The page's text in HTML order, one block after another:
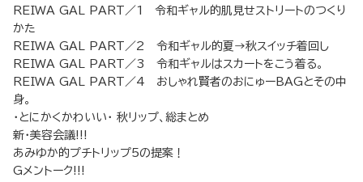
REIWA GAL PART／1 令和ギャル的肌見せストリートのつくり
かた
REIWA GAL PART／2 令和ギャル的夏→秋スイッチ着回し
REIWA GAL PART／3 令和ギャルはスカートをこう着る。
REIWA GAL PART／4 おしゃれ賢者のおにゅーBAGとその中
身。
・とにかくかわいい・ 秋リップ、総まとめ
新・美容会議!!!
あみゆか的プチトリップ5の提案！
Gメントーク!!!